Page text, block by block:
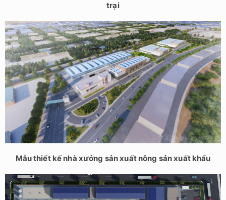
trại
Mẫu thiết kế nhà xưởng sản xuất nông sản xuất khẩu